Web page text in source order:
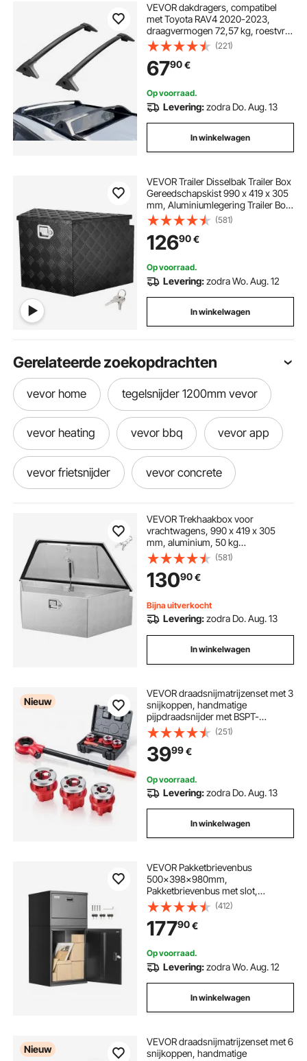
VEVOR dakdragers, compatibel
met Toyota RAV4 2020-2023,
draagvermogen 72,57 kg, roestvrije
aluminium dwarsdragers met
sloten, dakdrager (niet geschikt
voor Adventure/TRD Off-Road)
(221)
6790€
Op voorraad.
Levering:zodra Do. Aug. 13
In winkelwagen
VEVOR Trailer Disselbak Trailer Box
Gereedschapskist 990 x 419 x 305
mm, Aluminiumlegering Trailer Box
Opbergruimte met Slot & Sleutels,
Trailer Disselbak Gereedschapskist
voor RV etc.
(581)
12690€
Op voorraad.
Levering:zodra Wo. Aug. 12
In winkelwagen
Gerelateerde zoekopdrachten
vevor home tegelsnijder 1200mm vevor
vevor heating vevor bbq vevor app
vevor frietsnijder vevor concrete
vevor stripmachine vevor hole saw
vevor hijskraan vevor g29
vevor telescopische snoeizaag
VEVOR Trekhaakbox voor
vrachtwagens, 990 x 419 x 305
mm, aluminium, 50 kg
draagvermogen, gereedschapskist
met slot en sleutels, aanhangerbox
voor laadbakken van pick-ups,
campers, SUV's, terreinwagens,
zilverkleurig
(581)
13090€
Bijna uitverkocht
Levering:zodra Do. Aug. 13
In winkelwagen
Nieuw
VEVOR draadsnijmatrijzenset met 3
snijkoppen, handmatige
pijpdraadsnijder met BSPT-
snijmatrijzen van 1/2 tot 1 inch,
handgereedschap voor
draadsnijden met koffer voor
loodgietersreparaties
(251)
3999€
Op voorraad.
Levering:zodra Do. Aug. 13
In winkelwagen
VEVOR Pakketbrievenbus
500x398x980mm,
Pakketbrievenbus met slot,
Gegalvaniseerde stalen
pakketbrievenbus met
antidiefstalontwerp, Pakstation
voor thuis en kantoor, Zwart
(412)
17790€
Op voorraad.
Levering:zodra Wo. Aug. 12
In winkelwagen
Nieuw
VEVOR draadsnijmatrijzenset met 6
snijkoppen, handmatige